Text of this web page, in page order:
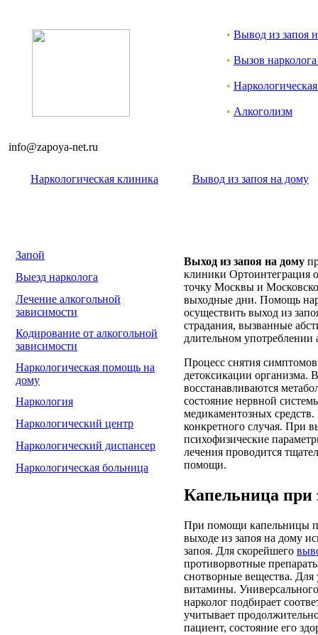
• Вывод из запоя
• Вызов
•
• Алкоголизм
info@zapoya-net.ru
Наркологическая клиника Вывод из запоя на дому
Запой
Выезд нарколога
Лечение алкогольной
зависимости
Кодирование от алкогольной
зависимости
Наркологическая помощь на
дому
Наркология
Наркологический центр
Наркологический диспансер
Наркологическая больница
Выход из запоя на дому
клиники Ортоинтеграция
точку Москвы и
выходные дни. Помощь
осуществить выход из
страдания, вызванные
длительном употреблении
Процесс снятия
детоксикации организма.
восстанавливаются
состояние нервной
медикаментозных
конкретного случая. При
психофизические
лечения проводится
помощи.
Капельница при
При помощи капельницы
выходе из запоя на дому
запоя. Для скорейшего
противорвотные
снотворные вещества. Для
витамины.
нарколог подбирает
учитывает
пациент, состояние его